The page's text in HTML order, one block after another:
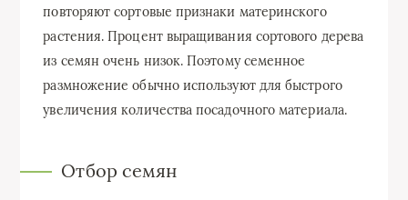
повторяют сортовые признаки материнского
растения. Процент выращивания сортового дерева
из семян очень низок. Поэтому семенное
размножение обычно используют для быстрого
увеличения количества посадочного материала.
Отбор семян